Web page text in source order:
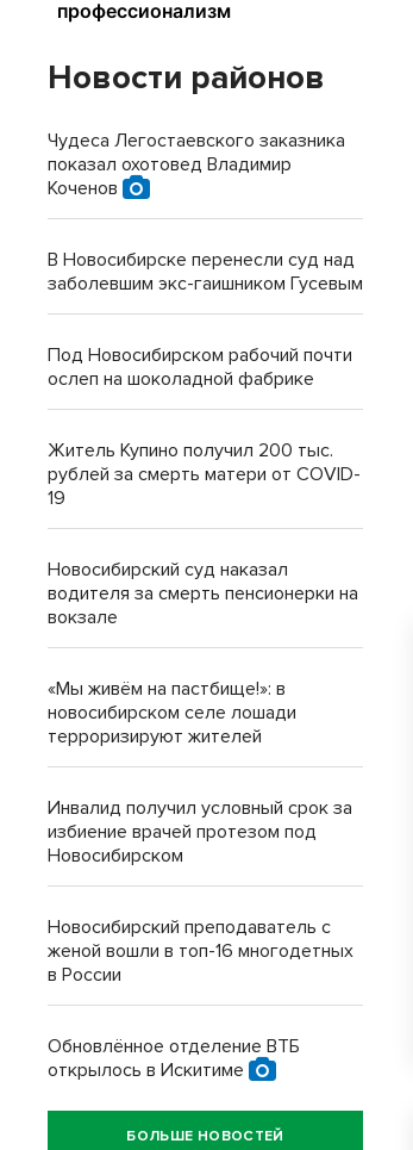
Новости районов
Чудеса Легостаевского заказника
показал охотовед Владимир
Коченов
В Новосибирске перенесли суд над
заболевшим экс-гаишником Гусевым
Под Новосибирском рабочий почти
ослеп на шоколадной фабрике
Житель Купино получил 200 тыс.
рублей за смерть матери от COVID-
19
Новосибирский суд наказал
водителя за смерть пенсионерки на
вокзале
«Мы живём на пастбище!»: в
новосибирском селе лошади
терроризируют жителей
Инвалид получил условный срок за
избиение врачей протезом под
Новосибирском
Новосибирский преподаватель с
женой вошли в топ-16 многодетных
в России
Обновлённое отделение ВТБ
открылось в Искитиме
БОЛЬШЕ НОВОСТЕЙ